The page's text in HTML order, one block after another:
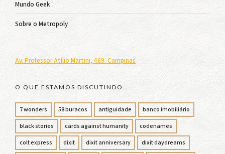
Mundo Geek
Sobre o Metropoly
Av. Professor Atílio Martini, 469. Campinas
O QUE ESTAMOS DISCUTINDO…
7 wonders 58 buracos antiguidade banco imobiliário
black stories cards against humanity codenames
colt express dixit dixit anniversary dixit daydreams